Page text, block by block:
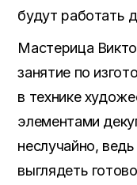
будут работать
Мастерица
занятие по
в технике
элементами
неслучайно,
выглядеть